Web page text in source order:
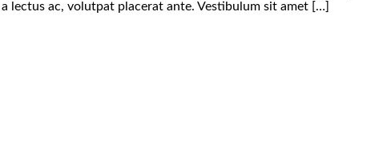
lectus ac, volutpat placerat ante. Vestibulum sit amet […]